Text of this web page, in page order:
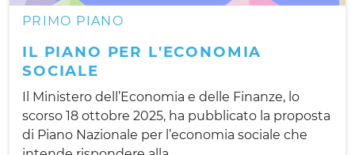
PRIMO PIANO
IL PIANO PER L'ECONOMIA
SOCIALE
Il Ministero dell’Economia e delle Finanze, lo
scorso 18 ottobre 2025, ha pubblicato la proposta
di Piano Nazionale per l’economia sociale che